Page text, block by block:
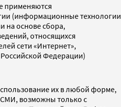
применяются
(информационные технологии
на основе сбора,
относящихся
сети «Интернет»,
Федерации)
их в любой форме,
СМИ, возможны только с